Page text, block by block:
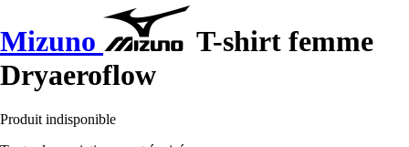
Mizuno
T-shirt femme
Dryaeroflow
Produit indisponible